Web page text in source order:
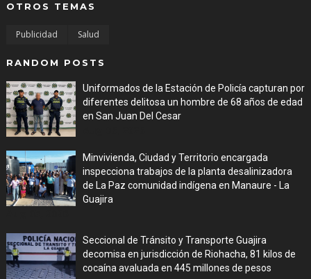
OTROS TEMAS
Publicidad Salud
RANDOM POSTS
Uniformados de la Estación de Policía capturan por
diferentes delitosa un hombre de 68 años de edad
en San Juan Del Cesar
Minvivienda, Ciudad y Territorio encargada
inspecciona trabajos de la planta desalinizadora
de La Paz comunidad indígena en Manaure - La
Guajira
Seccional de Tránsito y Transporte Guajira
decomisa en jurisdicción de Riohacha, 81 kilos de
cocaína avaluada en 445 millones de pesos